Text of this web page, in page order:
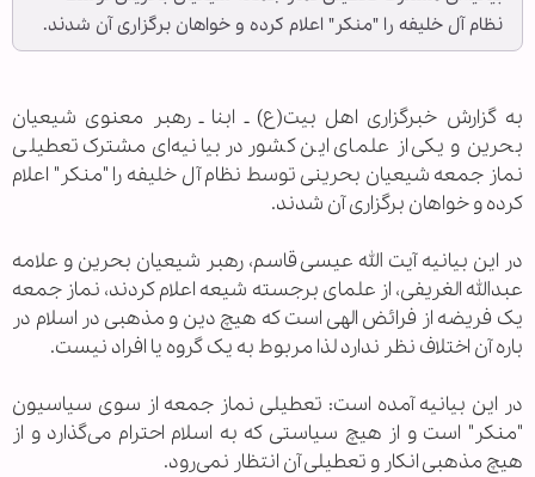
نظام آل خلیفه را "منکر" اعلام کرده و خواهان برگزاری آن شدند.
به گزارش خبرگزاری اهل بیت(ع) ـ ابنا ـ رهبر معنوی شیعیان
بحرین و یکی از علمای این کشور در بیانیه‌ای مشترک تعطیلی
نماز جمعه شیعیان بحرینی توسط نظام آل خلیفه را "منکر" اعلام
کرده و خواهان برگزاری آن شدند.
در این بیانیه آیت الله عیسی قاسم، رهبر شیعیان بحرین و علامه
عبدالله الغریفی، از علمای برجسته شیعه اعلام کردند، نماز جمعه
یک فریضه از فرائض الهی است که هیچ دین و مذهبی در اسلام در
باره آن اختلاف نظر ندارد لذا مربوط به یک گروه یا افراد نیست.
در این بیانیه آمده است: تعطیلی نماز جمعه از سوی سیاسیون
"منکر" است و از هیچ سیاستی که به اسلام احترام می‌گذارد و از
هیچ مذهبی انکار و تعطیلی آن انتظار نمی‌رود.